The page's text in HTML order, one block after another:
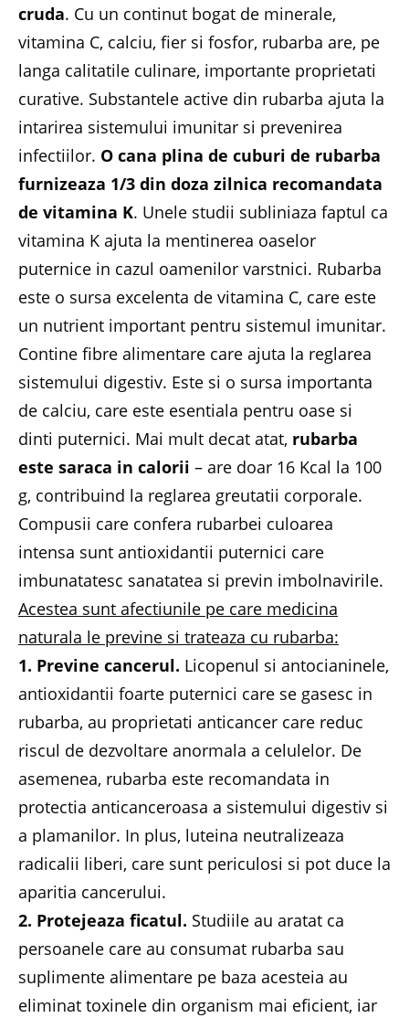
cruda. Cu un continut bogat de minerale,
vitamina C, calciu, fier si fosfor, rubarba are, pe
langa calitatile culinare, importante proprietati
curative. Substantele active din rubarba ajuta la
intarirea sistemului imunitar si prevenirea
infectiilor. O cana plina de cuburi de rubarba
furnizeaza 1/3 din doza zilnica recomandata
de vitamina K. Unele studii subliniaza faptul ca
vitamina K ajuta la mentinerea oaselor
puternice in cazul oamenilor varstnici. Rubarba
este o sursa excelenta de vitamina C, care este
un nutrient important pentru sistemul imunitar.
Contine fibre alimentare care ajuta la reglarea
sistemului digestiv. Este si o sursa importanta
de calciu, care este esentiala pentru oase si
dinti puternici. Mai mult decat atat, rubarba
este saraca in calorii – are doar 16 Kcal la 100
g, contribuind la reglarea greutatii corporale.
Compusii care confera rubarbei culoarea
intensa sunt antioxidantii puternici care
imbunatatesc sanatatea si previn imbolnavirile.
Acestea sunt afectiunile pe care medicina
naturala le previne si trateaza cu rubarba:
1. Previne cancerul. Licopenul si antocianinele,
antioxidantii foarte puternici care se gasesc in
rubarba, au proprietati anticancer care reduc
riscul de dezvoltare anormala a celulelor. De
asemenea, rubarba este recomandata in
protectia anticanceroasa a sistemului digestiv si
a plamanilor. In plus, luteina neutralizeaza
radicalii liberi, care sunt periculosi si pot duce la
aparitia cancerului.
2. Protejeaza ficatul. Studiile au aratat ca
persoanele care au consumat rubarba sau
suplimente alimentare pe baza acesteia au
eliminat toxinele din organism mai eficient, iar